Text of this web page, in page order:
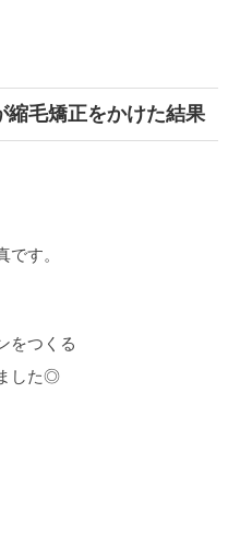
縮毛矯正をかけた結果
です。
をつくる
した◎